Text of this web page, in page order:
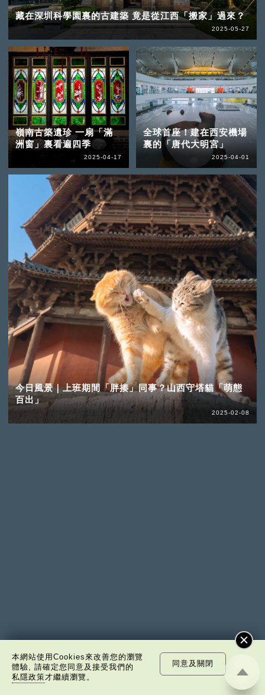
藏在深圳科學園裏的古建築 竟是從江西「搬家」過來？
2025-05-27
嶺南古築遺珍 一扇「滿
洲窗」裏看遍四季
2025-04-17
全球首座！建在西安機場
裏的「唐代大明宮」
2025-04-01
今日風景｜上班期間「胖揍」同事？山西守塔貓「萌態
百出」
2025-02-08
本網站使用Cookies來改善您的瀏覽
體驗, 請確定您同意及接受我們的
私隱政策才繼續瀏覽。
同意及關閉